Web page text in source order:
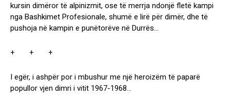
kursin dimëror të alpinizmit, ose të merrja ndonjë fletë kampi
nga Bashkimet Profesionale, shumë e lirë për dimër, dhe të
pushoja në kampin e punëtorëve në Durrës…
+ + +
I egër, i ashpër por i mbushur me një heroizëm të paparë
popullor vjen dimri i vitit 1967-1968…